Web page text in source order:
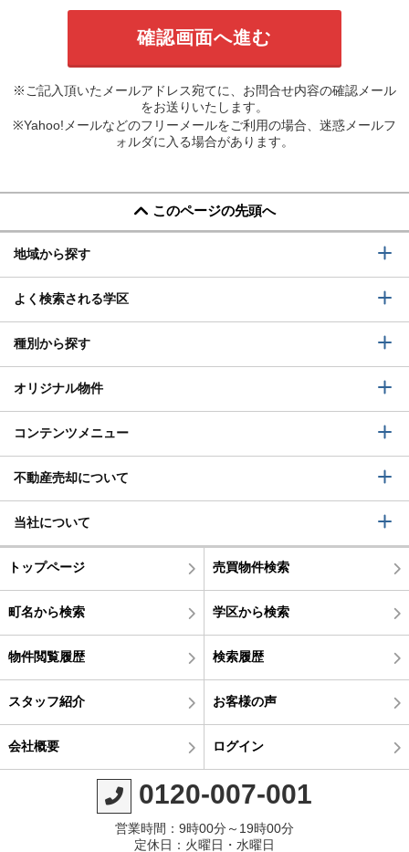
※ご記入頂いたメールアドレス宛てに、お問合せ内容の確認メール
をお送りいたします。
※Yahoo!メールなどのフリーメールをご利用の場合、迷惑メールフ
ォルダに入る場合があります。
このページの先頭へ
地域から探す
よく検索される学区
種別から探す
オリジナル物件
コンテンツメニュー
不動産売却について
当社について
トップページ 売買物件検索
町名から検索 学区から検索
物件閲覧履歴 検索履歴
スタッフ紹介 お客様の声
会社概要 ログイン
0120-007-001
営業時間：9時00分～19時00分
定休日：火曜日・水曜日